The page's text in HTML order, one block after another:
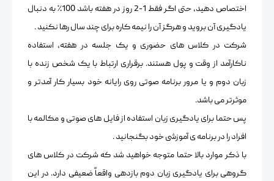
اختصاص دهید، حتی اگر فقط 1-2 روز در هفته باشد 100٪ به دنبال
یادگیری آن بروید و هرگز آن را نیمه کاره برای چند سال رها نکنید .
شرکت در کلاس های حضوری و یک جلسه در هفته، استفاده
ناکارآمد از وقت و پول هستند. برقراری ارتباط با یک شخص زنده با
زبان دوم و یا مرور برنامه صوتی روی رایانه خود بسیار کار آمدتر و
موثرتر می باشد.
پس حتما برای یادگیری زبان استفاده از فایل های صوتی و مکالمه با
افراد را در برنامه ی آموزشی خود بگنجانید .
با ذکر موارد بالا حتما متوجه خواهید شد که شرکت در کلاس های
گروهی برای یادگیری زبان دوم بازدهی واقعاً ضعیفی دارد. در این